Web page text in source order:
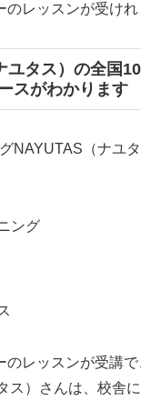
レッスンが受けれ
ユタス）の全国
スがわかります
NAYUTAS（ナユ
ング
レッスンが受講で
ス）さんは、校舎